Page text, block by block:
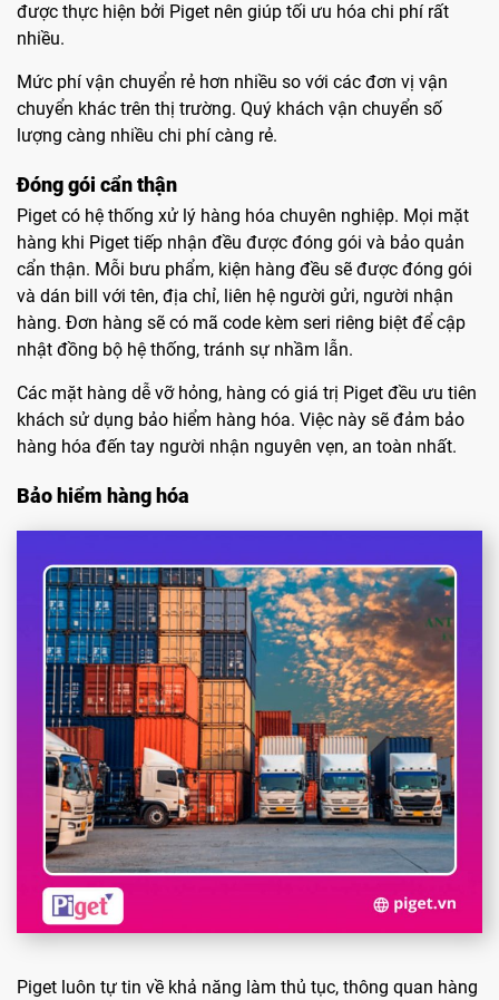
được thực hiện bởi Piget nên giúp tối ưu hóa chi phí rất
nhiều.
Mức phí vận chuyển rẻ hơn nhiều so với các đơn vị vận
chuyển khác trên thị trường. Quý khách vận chuyển số
lượng càng nhiều chi phí càng rẻ.
Đóng gói cẩn thận
Piget có hệ thống xử lý hàng hóa chuyên nghiệp. Mọi mặt
hàng khi Piget tiếp nhận đều được đóng gói và bảo quản
cẩn thận. Mỗi bưu phẩm, kiện hàng đều sẽ được đóng gói
và dán bill với tên, địa chỉ, liên hệ người gửi, người nhận
hàng. Đơn hàng sẽ có mã code kèm seri riêng biệt để cập
nhật đồng bộ hệ thống, tránh sự nhầm lẫn.
Các mặt hàng dễ vỡ hỏng, hàng có giá trị Piget đều ưu tiên
khách sử dụng bảo hiểm hàng hóa. Việc này sẽ đảm bảo
hàng hóa đến tay người nhận nguyên vẹn, an toàn nhất.
Bảo hiểm hàng hóa
Piget luôn tự tin về khả năng làm thủ tục, thông quan hàng